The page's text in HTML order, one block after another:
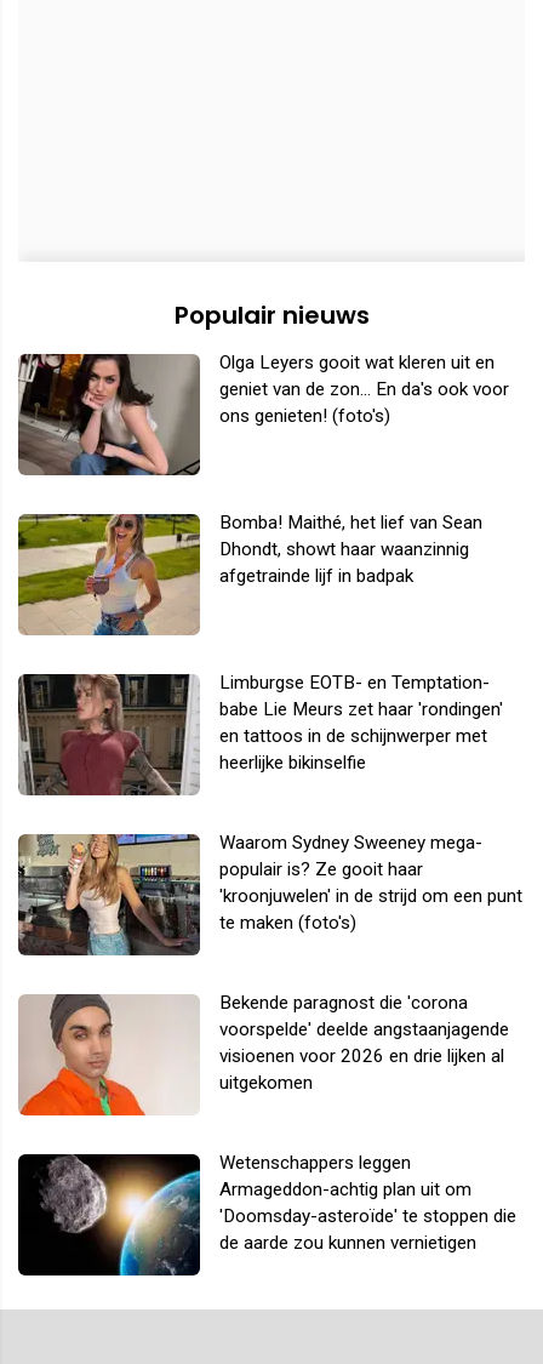
Populair nieuws
Olga Leyers gooit wat kleren uit en
geniet van de zon... En da's ook voor
ons genieten! (foto's)
Bomba! Maithé, het lief van Sean
Dhondt, showt haar waanzinnig
afgetrainde lijf in badpak
Limburgse EOTB- en Temptation-
babe Lie Meurs zet haar 'rondingen'
en tattoos in de schijnwerper met
heerlijke bikinselfie
Waarom Sydney Sweeney mega-
populair is? Ze gooit haar
'kroonjuwelen' in de strijd om een punt
te maken (foto's)
Bekende paragnost die 'corona
voorspelde' deelde angstaanjagende
visioenen voor 2026 en drie lijken al
uitgekomen
Wetenschappers leggen
Armageddon-achtig plan uit om
'Doomsday-asteroïde' te stoppen die
de aarde zou kunnen vernietigen